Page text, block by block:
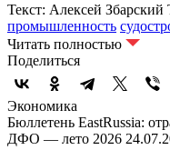
Текст: Алексей Збарский
промышленность
Читать полностью
Поделиться
Экономика
Бюллетень EastRussia:
ДФО — лето 2026